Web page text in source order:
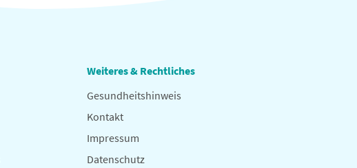
Weiteres & Rechtliches
Gesundheitshinweis
Kontakt
Impressum
Datenschutz